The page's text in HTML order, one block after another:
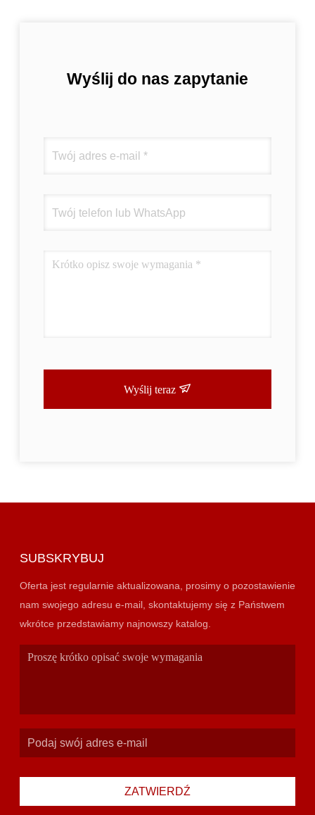
Wyślij do nas zapytanie
Wyślij teraz
SUBSKRYBUJ
Oferta jest regularnie aktualizowana, prosimy o pozostawienie
nam swojego adresu e-mail, skontaktujemy się z Państwem
wkrótce przedstawiamy najnowszy katalog.
ZATWIERDŹ